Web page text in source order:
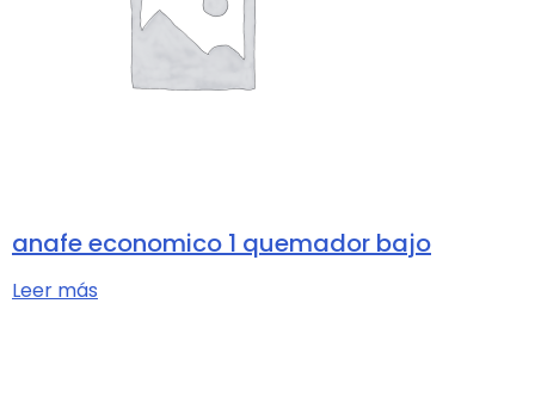
anafe economico 1 quemador bajo
Leer más